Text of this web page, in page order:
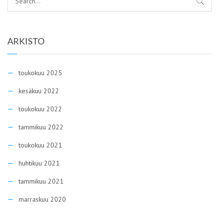
ARKISTO
toukokuu 2025
kesäkuu 2022
toukokuu 2022
tammikuu 2022
toukokuu 2021
huhtikuu 2021
tammikuu 2021
marraskuu 2020